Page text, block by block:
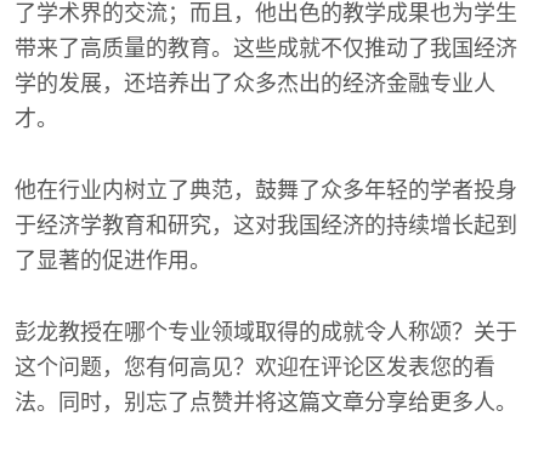
了学术界的交流；而且，他出色的教学成果也为学生
带来了高质量的教育。这些成就不仅推动了我国经济
学的发展，还培养出了众多杰出的经济金融专业人
才。
他在行业内树立了典范，鼓舞了众多年轻的学者投身
于经济学教育和研究，这对我国经济的持续增长起到
了显著的促进作用。
彭龙教授在哪个专业领域取得的成就令人称颂？关于
这个问题，您有何高见？欢迎在评论区发表您的看
法。同时，别忘了点赞并将这篇文章分享给更多人。